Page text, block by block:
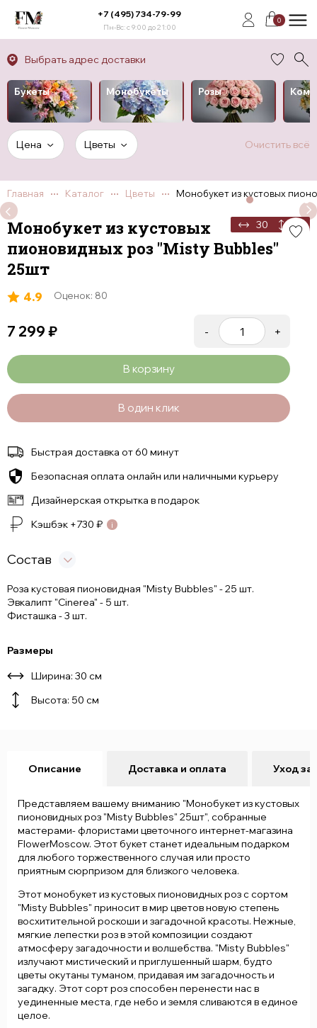
+7 (495) 734-79-99
Пн-Вс: с 9:00 до 21:00
0
Выбрать адрес доставки
Букеты Монобукеты Розы
Цена Цветы Очистить всё
Главная Каталог Цветы Монобукет из кустовых
30 50
Монобукет из кустовых
пионовидных роз "Misty Bubbles"
25шт
4.9 Оценок: 80
7 299 ₽ - +
В корзину
В один клик
Быстрая доставка от 60 минут
Безопасная оплата онлайн или наличными курьеру
Дизайнерская открытка в подарок
Кэшбэк +730 ₽
Состав
Роза кустовая пионовидная "Misty Bubbles" - 25 шт.
Эвкалипт "Cinerea" - 5 шт.
Фисташка - 3 шт.
Размеры
Ширина: 30 см
Высота: 50 см
Описание Доставка и оплата Уход за
Представляем вашему вниманию "Монобукет из кустовых
пионовидных роз "Misty Bubbles" 25шт", собранные
мастерами- флористами цветочного интернет-магазина
FlowerMoscow. Этот букет станет идеальным подарком
для любого торжественного случая или просто
приятным сюрпризом для близкого человека.
Этот монобукет из кустовых пионовидных роз с сортом
"Misty Bubbles" приносит в мир цветов новую степень
восхитительной роскоши и загадочной красоты. Нежные,
мягкие лепестки роз в этой композиции создают
атмосферу загадочности и волшебства. "Misty Bubbles"
излучают мистический и приглушенный шарм, будто
цветы окутаны туманом, придавая им загадочность и
загадку. Этот сорт роз способен перенести нас в
уединенные места, где небо и земля сливаются в единое
целое.